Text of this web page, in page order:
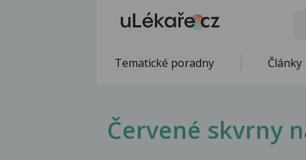
Tematické poradny Články
Červené skvrny